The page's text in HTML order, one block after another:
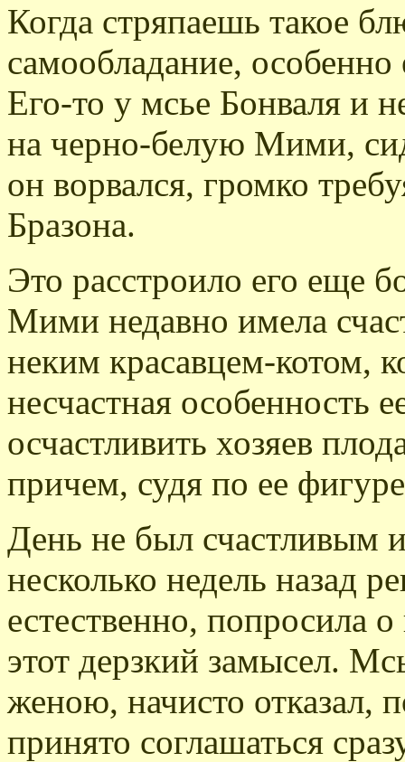
Когда стряпаешь такое
самообладание, особенно
Его-то у мсье Бонваля и
на черно-белую Мими,
он ворвался, громко
Бразона.
Это расстроило его еще
Мими недавно имела
неким красавцем-котом,
несчастная особенность
осчастливить хозяев
причем, судя по ее
День не был счастливым
несколько недель назад
естественно, попросила
этот дерзкий замысел.
женою, начисто отказал,
принято соглашаться